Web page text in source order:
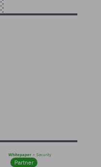
Whitepaper Security
Partner